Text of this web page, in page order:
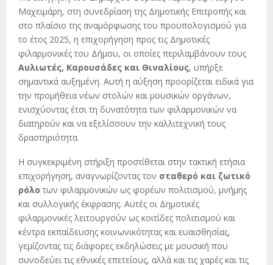
Μαχειμάρη, στη συνεδρίαση της Δημοτικής Επιτροπής και
στο πλαίσιο της αναμόρφωσης του προϋπολογισμού για
το έτος 2025, η επιχορήγηση προς τις Δημοτικές
φιλαρμονικές του Δήμου, οι οποίες περιλαμβάνουν τους
Αυλιωτές, Καρουσάδες και Θιναλίους, υπήρξε
σημαντικά αυξημένη. Αυτή η αύξηση προορίζεται ειδικά για
την προμήθεια νέων στολών και μουσικών οργάνων,
ενισχύοντας έτσι τη δυνατότητα των φιλαρμονικών να
διατηρούν και να εξελίσσουν την καλλιτεχνική τους
δραστηριότητα.
Η συγκεκριμένη στήριξη προστίθεται στην τακτική ετήσια
επιχορήγηση, αναγνωρίζοντας τον σταθερό και ζωτικό
ρόλο των φιλαρμονικών ως φορέων πολιτισμού, μνήμης
και συλλογικής έκφρασης. Αυτές οι Δημοτικές
φιλαρμονικές λειτουργούν ως κοιτίδες πολιτισμού και
κέντρα εκπαίδευσης κοινωνικότητας και ευαισθησίας,
γεμίζοντας τις διάφορες εκδηλώσεις με μουσική που
συνοδεύει τις εθνικές επετείους, αλλά και τις χαρές και τις